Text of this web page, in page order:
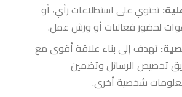
تحتوي على استطلاعات رأي، أو
لحضور فعاليات أو ورش عمل.
تهدف إلى بناء علاقة أقوى مع
تخصيص الرسائل وتضمين
شخصية أخرى.